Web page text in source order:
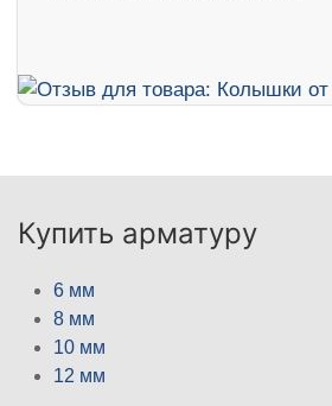
Купить арматуру
6 мм
8 мм
10 мм
12 мм